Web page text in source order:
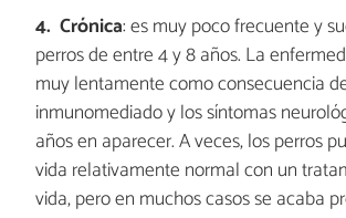
Crónica: es muy poco frecuente y
perros de entre 4 y 8 años. La
muy lentamente como consecuencia
inmunomediado y los síntomas
años en aparecer. A veces, los perros
vida relativamente normal con un
vida, pero en muchos casos se acaba